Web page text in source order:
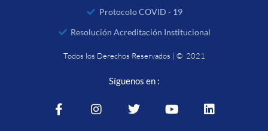
Protocolo COVID - 19
Resolución Acreditación Institucional
Todos los Derechos Reservados | © 2021
Síguenos en :